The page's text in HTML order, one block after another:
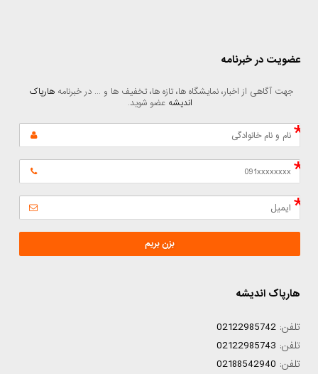
عضویت در خبرنامه
جهت آگاهی از اخبار، نمایشگاه ها، تازه ها، تخفیف ها و ... در خبرنامه
اندیشه عضو شوید.
بزن بریم
هارپاک اندیشه
تلفن: 02122985742
تلفن: 02122985743
تلفن: 02188542940